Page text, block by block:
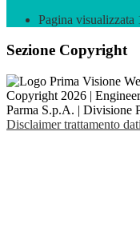
Pagina visualizzata
Sezione Copyright
Copyright 2026 |
Parma S.p.A. | Divisione
Disclaimer trattamento